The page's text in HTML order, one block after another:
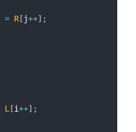
= R[ j++] ;
L [i++] ;